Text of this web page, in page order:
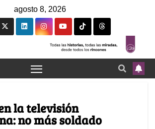
agosto 8, 2026
la televisión
no más soldado